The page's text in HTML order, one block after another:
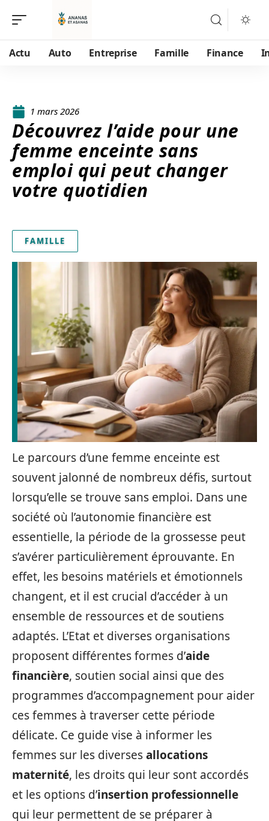
Actu Auto Entreprise Famille Finance
1 mars 2026
Découvrez l’aide pour une
femme enceinte sans
emploi qui peut changer
votre quotidien
FAMILLE
Le parcours d’une femme enceinte est
souvent jalonné de nombreux défis, surtout
lorsqu’elle se trouve sans emploi. Dans une
société où l’autonomie financière est
essentielle, la période de la grossesse peut
s’avérer particulièrement éprouvante. En
effet, les besoins matériels et émotionnels
changent, et il est crucial d’accéder à un
ensemble de ressources et de soutiens
adaptés. L’Etat et diverses organisations
proposent différentes formes d’aide
financière, soutien social ainsi que des
programmes d’accompagnement pour aider
ces femmes à traverser cette période
délicate. Ce guide vise à informer les
femmes sur les diversesallocations
maternité, les droits qui leur sont accordés
et les options d’insertion professionnelle
qui leur permettent de se préparer à